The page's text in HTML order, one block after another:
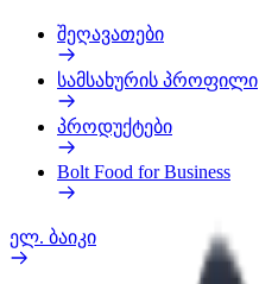
შეღავათები
სამსახურის პროფილი
პროდუქტები
Bolt Food for Business
ელ. ბაიკი